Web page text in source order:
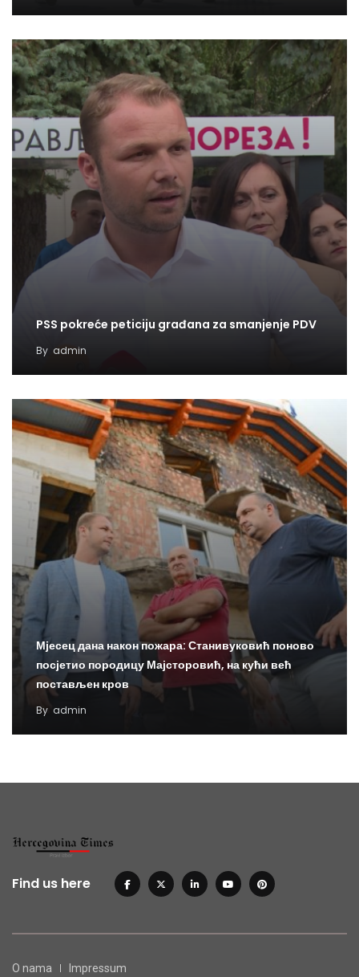
PSS pokreće peticiju građana za smanjenje PDV
By admin
Мјесец дана након пожара: Станивуковић поново
посјетио породицу Мајсторовић, на кући већ
постављен кров
By admin
Find us here
O nama Impressum